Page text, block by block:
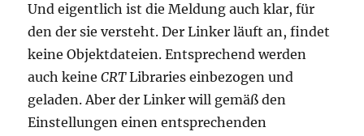
Und eigentlich ist die Meldung auch klar, für
den der sie versteht. Der Linker läuft an, findet
keine Objektdateien. Entsprechend werden
auch keineCRTLibraries einbezogen und
geladen. Aber der Linker will gemäß den
Einstellungen einen entsprechenden